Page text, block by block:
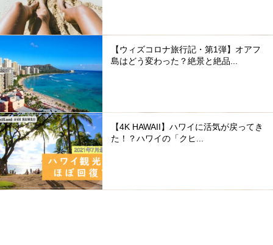
【ウィズコロナ旅行記・第1弾】オアフ
島はどう変わった？絶景と絶品...
【4K HAWAII】ハワイに活気が戻ってき
た！？ハワイの「クヒ...